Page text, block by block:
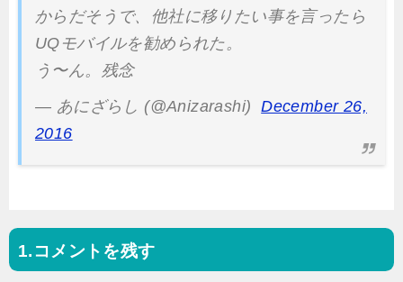
からだそうで、他社に移りたい事を言ったら
UQモバイルを勧められた。
う〜ん。残念
— あにざらし (@Anizarashi)
December 26,
2016
投
コメントを残す